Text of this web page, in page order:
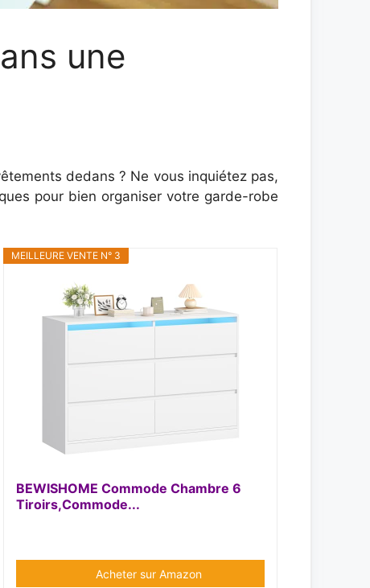
une
dedans ? Ne vous inquiétez pas,
pour bien organiser votre garde-robe
MEILLEURE VENTE N° 3
BEWISHOME Commode Chambre 6
Tiroirs,Commode...
Acheter sur Amazon